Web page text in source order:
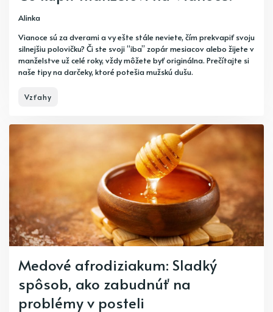
Alinka
Vianoce sú za dverami a vy ešte stále neviete, čím prekvapiť svoju
silnejšiu polovičku? Či ste svoji “iba” zopár mesiacov alebo žijete v
manželstve už celé roky, vždy môžete byť originálna. Prečítajte si
naše tipy na darčeky, ktoré potešia mužskú dušu.
Vzťahy
Medové afrodiziakum: Sladký
spôsob, ako zabudnúť na
problémy v posteli